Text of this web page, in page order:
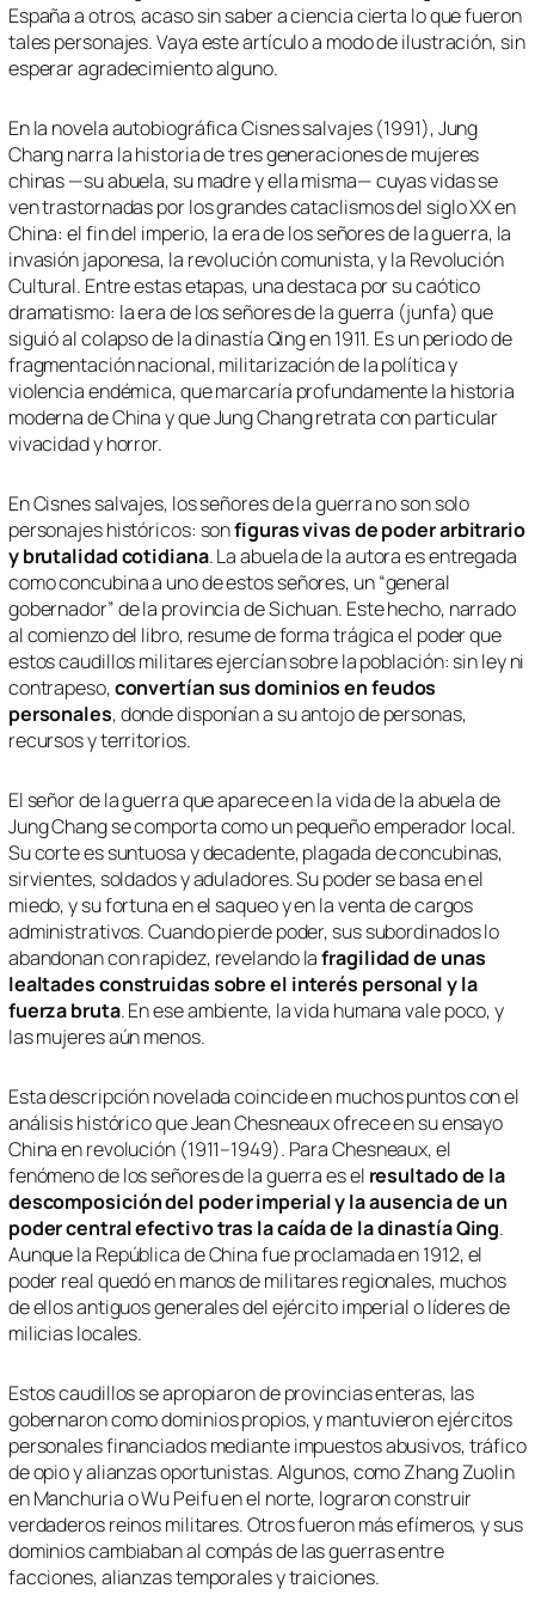
España a otros, acaso sin saber a ciencia cierta lo que fueron
tales personajes. Vaya este artículo a modo de ilustración, sin
esperar agradecimiento alguno.
En la novela autobiográficaCisnes salvajes(1991), Jung
Chang narra la historia de tres generaciones de mujeres
chinas —su abuela, su madre y ella misma— cuyas vidas se
ven trastornadas por los grandes cataclismos del siglo XX en
China: el fin del imperio, la era de los señores de la guerra, la
invasión japonesa, la revolución comunista, y la Revolución
Cultural. Entre estas etapas, una destaca por su caótico
dramatismo: la era de los señores de la guerra (junfa) que
siguió al colapso de la dinastía Qing en 1911. Es un periodo de
fragmentación nacional, militarización de la política y
violencia endémica, que marcaría profundamente la historia
moderna de China y que Jung Chang retrata con particular
vivacidad y horror.
EnCisnes salvajes, los señores de la guerra no son solo
personajes históricos: sonfiguras vivas de poder arbitrario
y brutalidad cotidiana. La abuela de la autora es entregada
como concubina a uno de estos señores, un “general
gobernador” de la provincia de Sichuan. Este hecho, narrado
al comienzo del libro, resume de forma trágica el poder que
estos caudillos militares ejercían sobre la población: sin ley ni
contrapeso,convertían sus dominios en feudos
personales, donde disponían a su antojo de personas,
recursos y territorios.
El señor de la guerra que aparece en la vida de la abuela de
Jung Chang se comporta como un pequeño emperador local.
Su corte es suntuosa y decadente, plagada de concubinas,
sirvientes, soldados y aduladores. Su poder se basa en el
miedo, y su fortuna en el saqueo y en la venta de cargos
administrativos. Cuando pierde poder, sus subordinados lo
abandonan con rapidez, revelando lafragilidad de unas
lealtades construidas sobre el interés personal y la
fuerza bruta. En ese ambiente, la vida humana vale poco, y
las mujeres aún menos.
Esta descripción novelada coincide en muchos puntos con el
análisis histórico que Jean Chesneaux ofrece en su ensayo
China en revolución (1911–1949). Para Chesneaux, el
fenómeno de los señores de la guerra es el resultado de la
descomposición del poder imperial y la ausencia de un
poder central efectivo tras la caída de la dinastía Qing.
Aunque la República de China fue proclamada en 1912, el
poder real quedó en manos de militares regionales, muchos
de ellos antiguos generales del ejército imperial o líderes de
milicias locales.
Estos caudillos se apropiaron de provincias enteras, las
gobernaron como dominios propios, y mantuvieron ejércitos
personales financiados mediante impuestos abusivos, tráfico
de opio y alianzas oportunistas. Algunos, como Zhang Zuolin
en Manchuria o Wu Peifu en el norte, lograron construir
verdaderos reinos militares. Otros fueron más efímeros, y sus
dominios cambiaban al compás de las guerras entre
facciones, alianzas temporales y traiciones.